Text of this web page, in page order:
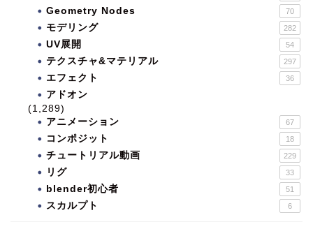
Geometry Nodes 70
モデリング 282
UV展開 54
テクスチャ&マテリアル 297
エフェクト 36
アドオン
(1,289)
アニメーション
67
コンポジット 18
チュートリアル動画 229
リグ 33
blender初心者 51
スカルプト 6